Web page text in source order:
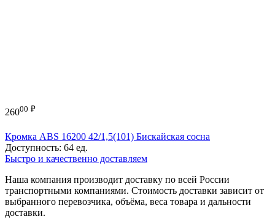
26000 ₽
Кромка ABS 16200 42/1,5(101) Бискайская сосна
Доступность: 64 ед.
Быстро и качественно доставляем
Наша компания производит доставку по всей России
транспортными компаниями. Стоимость доставки зависит от
выбранного перевозчика, объёма, веса товара и дальности
доставки.